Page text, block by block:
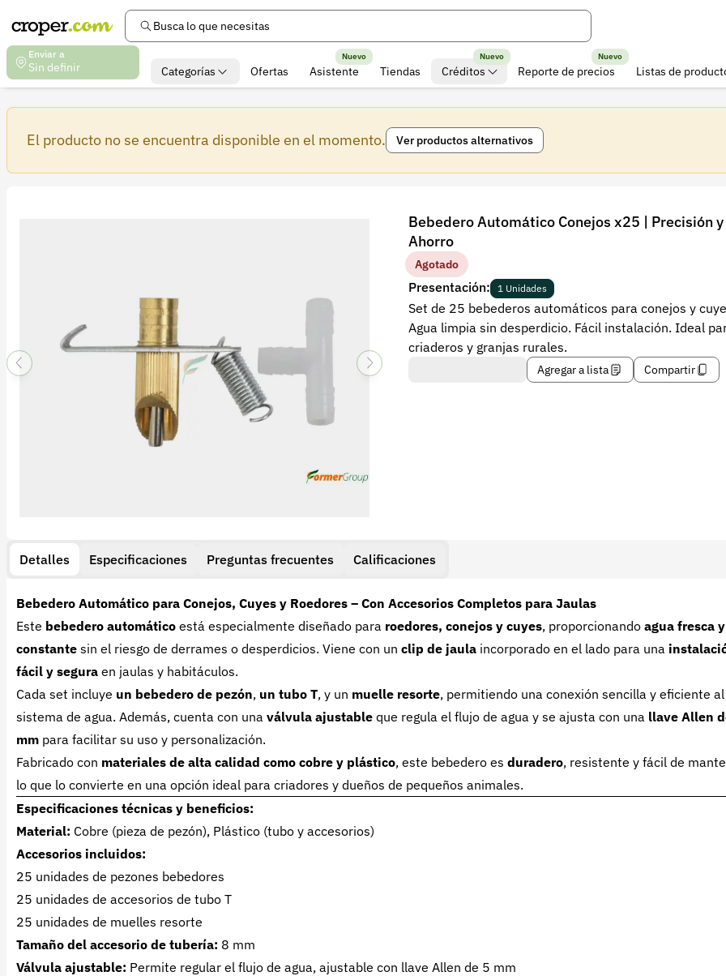
Busca lo que necesitas
Enviar a
Sin definir Categorías Ofertas Asistente
Nuevo
Tiendas Créditos
Nuevo
Reporte de precios
Nuevo
Listas de
El producto no se encuentra disponible en el momento. Ver productos alternativos
Bebedero Automático Conejos x25 | Precisión y
Ahorro
Agotado
Presentación: 1 Unidades
Set de 25 bebederos automáticos para conejos y
Agua limpia sin desperdicio. Fácil instalación. Ideal
criaderos y granjas rurales.
Agregar a lista Compartir
Detalles Especificaciones Preguntas frecuentes Calificaciones
Bebedero Automático para Conejos, Cuyes y Roedores – Con Accesorios Completos para Jaulas
Este bebedero automático está especialmente diseñado para roedores, conejos y cuyes, proporcionando agua fresca y
constante sin el riesgo de derrames o desperdicios. Viene con un clip de jaula incorporado en el lado para una
fácil y segura en jaulas y habitáculos.
Cada set incluye un bebedero de pezón, un tubo T, y un muelle resorte, permitiendo una conexión sencilla y eficiente al
sistema de agua. Además, cuenta con una válvula ajustable que regula el flujo de agua y se ajusta con una llave Allen
mm para facilitar su uso y personalización.
Fabricado con materiales de alta calidad como cobre y plástico, este bebedero es duradero, resistente y fácil de
lo que lo convierte en una opción ideal para criadores y dueños de pequeños animales.
Especificaciones técnicas y beneficios:
Material: Cobre (pieza de pezón), Plástico (tubo y accesorios)
Accesorios incluidos:
25 unidades de pezones bebedores
25 unidades de accesorios de tubo T
25 unidades de muelles resorte
Tamaño del accesorio de tubería: 8 mm
Válvula ajustable: Permite regular el flujo de agua, ajustable con llave Allen de 5 mm